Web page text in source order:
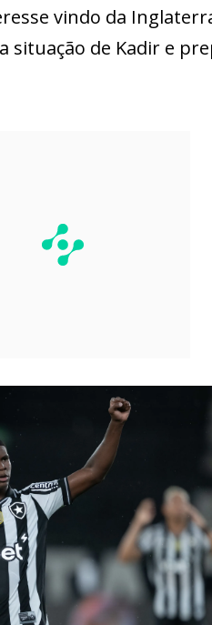
vindo da
situação de Kadir e